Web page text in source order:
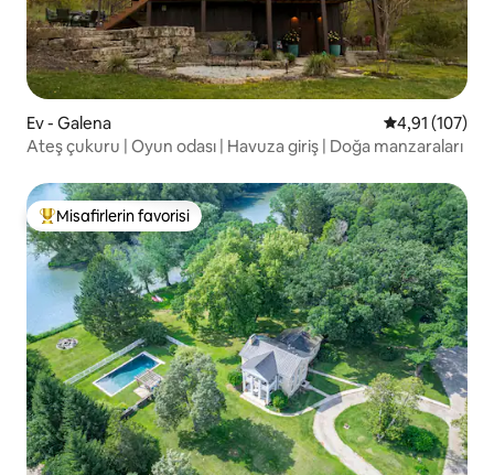
Ev - Galena 5 üzerinden
4,91 (107)
Ateş çukuru | Oyun odası | Havuza giriş | Doğa manzaraları
Misafirlerin favorilerinden en beğenilenler arasında
Misafirlerin favorisi